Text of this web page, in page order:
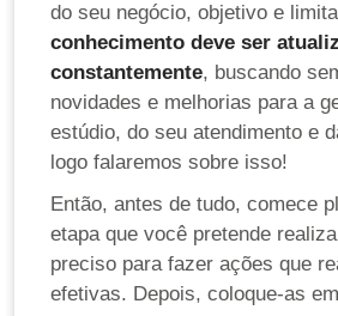
do seu negócio, objetivo e
conhecimento deve ser
constantemente, buscando
novidades e melhorias para a
estúdio, do seu atendimento e
logo falaremos sobre isso!
Então, antes de tudo, comece
etapa que você pretende
preciso para fazer ações que
efetivas. Depois, coloque-as